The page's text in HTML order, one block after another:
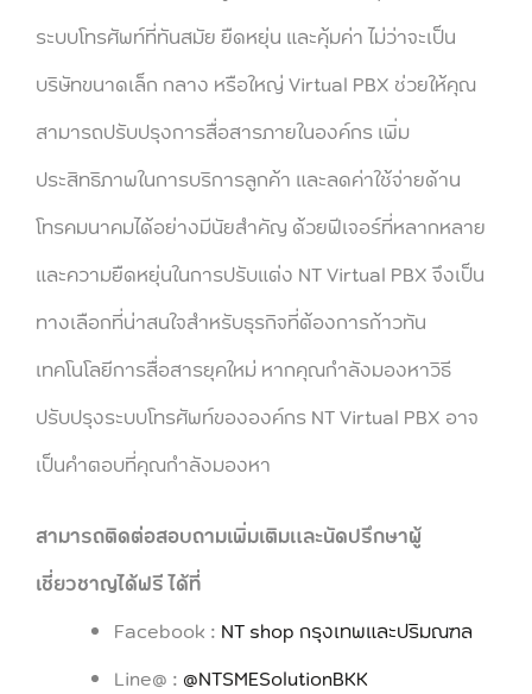
ระบบโทรศัพท์ที่ทันสมัย ยืดหยุ่น และคุ้มค่า ไม่ว่าจะเป็น
บริษัทขนาดเล็ก กลาง หรือใหญ่ Virtual PBX ช่วยให้คุณ
สามารถปรับปรุงการสื่อสารภายในองค์กร เพิ่ม
ประสิทธิภาพในการบริการลูกค้า และลดค่าใช้จ่ายด้าน
โทรคมนาคมได้อย่างมีนัยสำคัญ ด้วยฟีเจอร์ที่หลากหลาย
และความยืดหยุ่นในการปรับแต่ง NT Virtual PBX จึงเป็น
ทางเลือกที่น่าสนใจสำหรับธุรกิจที่ต้องการก้าวทัน
เทคโนโลยีการสื่อสารยุคใหม่ หากคุณกำลังมองหาวิธี
ปรับปรุงระบบโทรศัพท์ขององค์กร NT Virtual PBX อาจ
เป็นคำตอบที่คุณกำลังมองหา
สามารถติดต่อสอบถามเพิ่มเติมและนัดปรึกษาผู้
เชี่ยวชาญได้ฟรี ได้ที่
Facebook : NT shop กรุงเทพและปริมณฑล
Line@ : @NTSMESolutionBKK